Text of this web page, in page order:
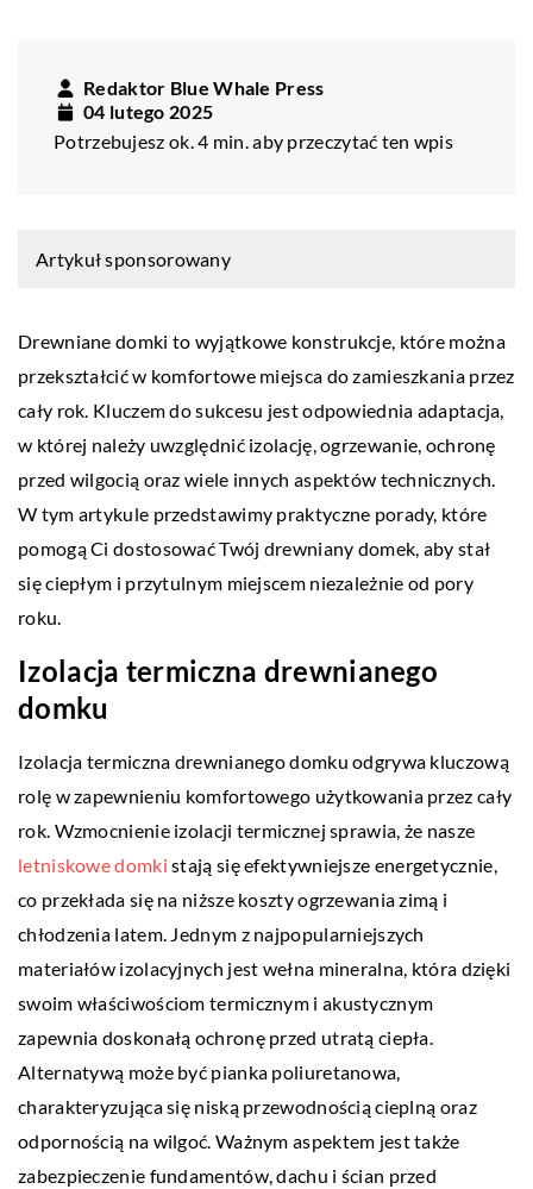
Redaktor Blue Whale Press
04 lutego 2025
Potrzebujesz ok. 4 min. aby przeczytać ten wpis
Artykuł sponsorowany
Drewniane domki to wyjątkowe konstrukcje, które można
przekształcić w komfortowe miejsca do zamieszkania przez
cały rok. Kluczem do sukcesu jest odpowiednia adaptacja,
w której należy uwzględnić izolację, ogrzewanie, ochronę
przed wilgocią oraz wiele innych aspektów technicznych.
W tym artykule przedstawimy praktyczne porady, które
pomogą Ci dostosować Twój drewniany domek, aby stał
się ciepłym i przytulnym miejscem niezależnie od pory
roku.
Izolacja termiczna drewnianego
domku
Izolacja termiczna drewnianego domku odgrywa kluczową
rolę w zapewnieniu komfortowego użytkowania przez cały
rok. Wzmocnienie izolacji termicznej sprawia, że nasze
letniskowe domki stają się efektywniejsze energetycznie,
co przekłada się na niższe koszty ogrzewania zimą i
chłodzenia latem. Jednym z najpopularniejszych
materiałów izolacyjnych jest wełna mineralna, która dzięki
swoim właściwościom termicznym i akustycznym
zapewnia doskonałą ochronę przed utratą ciepła.
Alternatywą może być pianka poliuretanowa,
charakteryzująca się niską przewodnością cieplną oraz
odpornością na wilgoć. Ważnym aspektem jest także
zabezpieczenie fundamentów, dachu i ścian przed